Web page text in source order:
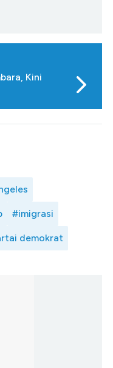
Kini
#imigrasi
demokrat